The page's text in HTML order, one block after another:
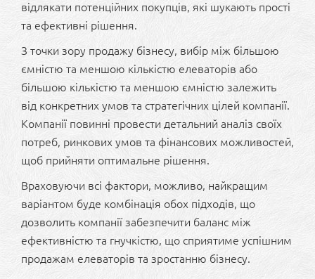
відлякати потенційних покупців, які шукають прості
та ефективні рішення.
З точки зору продажу бізнесу, вибір між більшою
ємністю та меншою кількістю елеваторів або
більшою кількістю та меншою ємністю залежить
від конкретних умов та стратегічних цілей компанії.
Компанії повинні провести детальний аналіз своїх
потреб, ринкових умов та фінансових можливостей,
щоб прийняти оптимальне рішення.
Враховуючи всі фактори, можливо, найкращим
варіантом буде комбінація обох підходів, що
дозволить компанії забезпечити баланс між
ефективністю та гнучкістю, що сприятиме успішним
продажам елеваторів та зростанню бізнесу.